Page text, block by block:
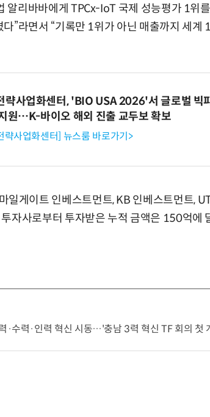
알리바바에게 TPCx-IoT 국제 성능평가 1위
”라면서 “기록만 1위가 아닌 매출까지 세계
략사업화센터, 'BIO USA 2026'서 글로벌 빅
원…K-바이오 해외 진출 교두보 확보
략사업화센터] 뉴스룸 바로가기>
일게이트 인베스트먼트, KB 인베스트먼트,
자사로부터 투자받은 누적 금액은 150억에
·수력·인력 혁신 시동…'충남 3력 혁신 TF 회의 첫